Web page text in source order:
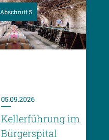
05.09.2026
Kellerführung im
Bürgerspital
Abschnitt 5